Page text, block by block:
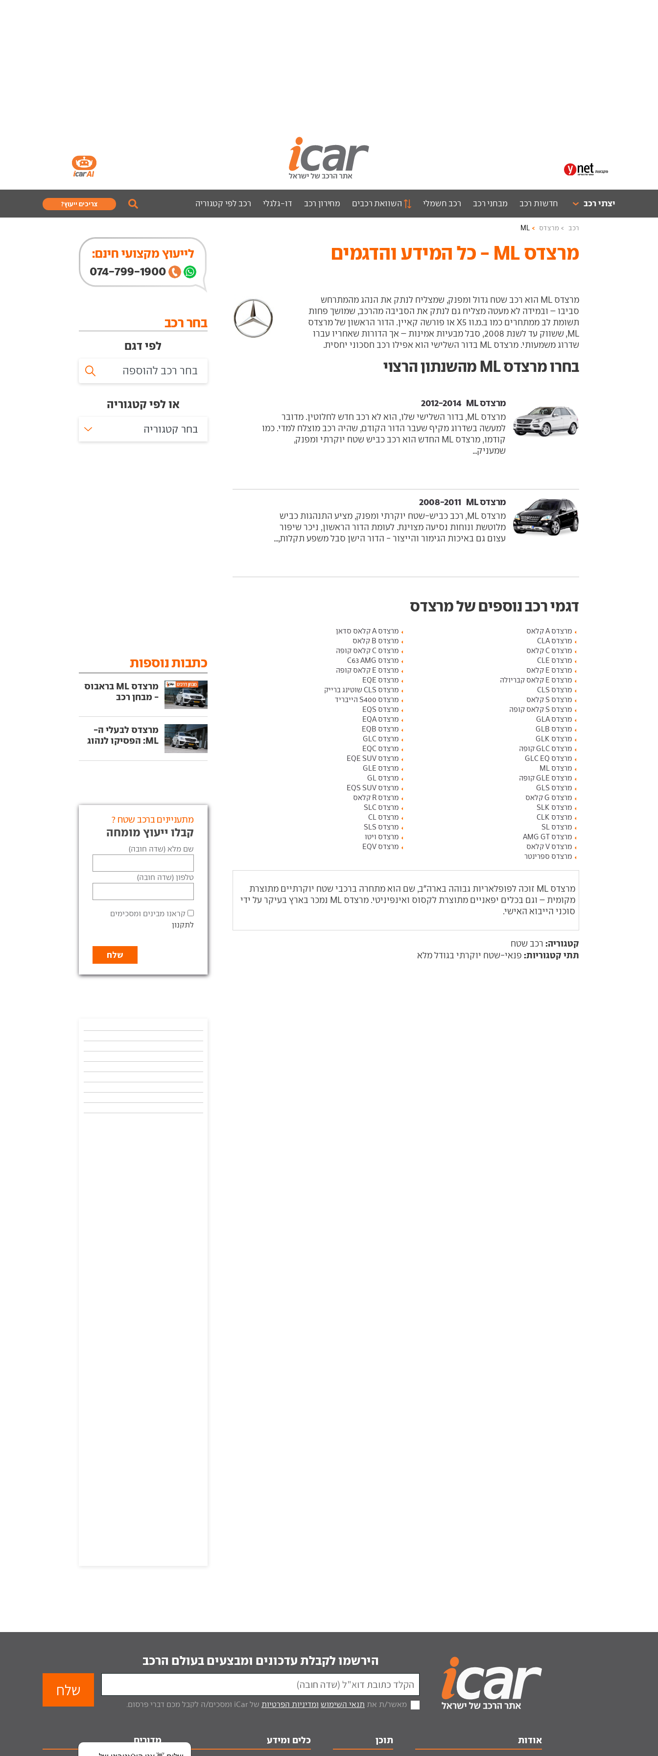
יצרני רכב חדשות רכב מבחני רכב רכב חשמלי השוואת רכבים מחירון רכב דו-גלגלי רכב לפי קטגוריה צריכים ייעוץ?
רכב מרצדס ML
מרצדס ML - כל המידע והדגמים
מרצדס ML הוא רכב שטח גדול ומפנק, שמצליח לנתק את הנהג מהמתרחש
סביבו – ובמידה לא מעטה מצליח גם לנתק את הסביבה מהרכב, שמושך פחות
תשומת לב ממתחרים כמו ב.מ.וו X5 או פורשה קאיין. הדור הראשון של מרצדס
ML
, ששווק עד לשנת 2008, סבל מבעיות אמינות – אך הדורות שאחריו עברו
שדרוג משמעותי. מרצדס ML בדור השלישי הוא אפילו רכב חסכוני יחסית.
בחרו מרצדס ML מהשנתון הרצוי
מרצדס ML ‏ 2012-2014
מרצדס ML, בדור השלישי שלו, הוא לא רכב חדש לחלוטין. מדובר
למעשה בשדרוג מקיף שעבר הדור הקודם, שהיה רכב מוצלח למדי. כמו
קודמו, מרצדס ML החדש הוא רכב כביש שטח יוקרתי ומפנק,
שמעניק...
מרצדס ML ‏ 2008-2011
מרצדס ML, רכב כביש-שטח יוקרתי ומפנק, מציע התנהגות כביש
מלוטשת ונוחות נסיעה מצוינת. לעומת הדור הראשון, ניכר שיפור
עצום גם באיכות הגימור והייצור - הדור הישן סבל משפע תקלות,...
דגמי רכב נוספים של מרצדס
מרצדס A קלאס
מרצדס A קלאס סדאן
מרצדס CLA
מרצדס B קלאס
מרצדס C קלאס
מרצדס C קלאס קופה
מרצדס CLE
מרצדס C63 AMG
מרצדס E קלאס
מרצדס E קלאס קופה
מרצדס E קלאס קבריולה
מרצדס EQE
מרצדס CLS
מרצדס CLS שוטינג ברייק
מרצדס S קלאס
מרצדס S400 הייבריד
מרצדס S קלאס קופה
מרצדס EQS
מרצדס GLA
מרצדס EQA
מרצדס GLB
מרצדס EQB
מרצדס GLK
מרצדס GLC
מרצדס GLC קופה
מרצדס EQC
מרצדס GLC EQ
מרצדס EQE SUV
מרצדס ML
מרצדס GLE
מרצדס GLE קופה
מרצדס GL
מרצדס GLS
מרצדס EQS SUV
מרצדס G קלאס
מרצדס R קלאס
מרצדס SLK
מרצדס SLC
מרצדס CLK
מרצדס CL
מרצדס SL
מרצדס SLS
מרצדס AMG GT
מרצדס ויטו
מרצדס V קלאס
מרצדס EQV
מרצדס ספרינטר
מרצדס ML זוכה לפופלאריות גבוהה בארה"ב, שם הוא מתחרה ברכבי שטח יוקרתיים מתוצרת
מקומית – וגם בכלים יפאניים מתוצרת לקסוס ואינפיניטי. מרצדס ML נמכר בארץ בעיקר על ידי
סוכני הייבוא האישי.
קטגוריה: רכב שטח
תתי קטגוריות: פנאי-שטח יוקרתי בגודל מלא
לייעוץ מקצועי חינם:
074-799-1900
בחר רכב
לפי דגם
או לפי קטגוריה
בחר קטגוריה
כתבות נוספות
מרצדס ML בראבוס
- מבחן רכב
מרצדס לבעלי ה-
ML: הפסיקו לנהוג
מתעניינים ברכב שטח ?
קבלו ייעוץ מומחה
שם מלא (שדה חובה)
טלפון (שדה חובה)
קראנו מבינים ומסכימים
לתקנון
הירשמו לקבלת עדכונים ומבצעים בעולם הרכב
מאשר/ת את תנאי השימוש ומדיניות הפרטיות של iCar ומסכים/ה לקבל מכם דברי פרסום.
אודות תוכן כלים ומידע מדורים